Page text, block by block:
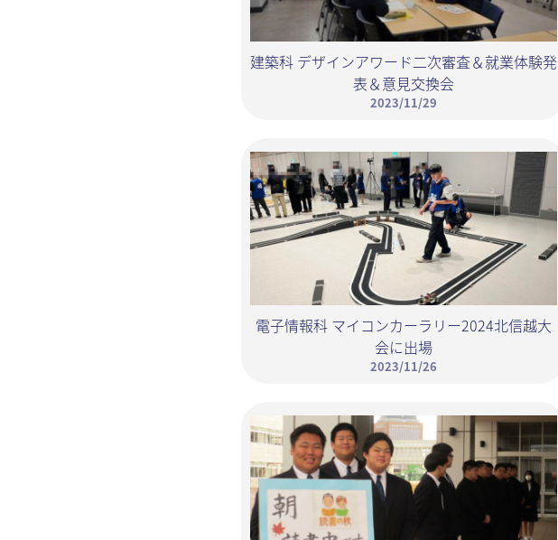
建築科 デザインアワード二次審査＆就業体験発
表＆意見交換会
2023/11/29
電子情報科 マイコンカーラリー2024北信越大
会に出場
2023/11/26